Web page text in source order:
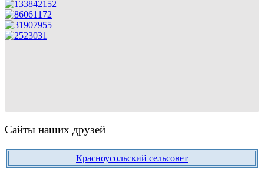
Сайты наших друзей
Красноусольский сельсовет